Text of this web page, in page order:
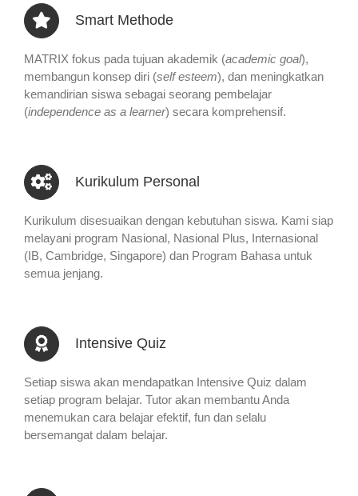
Smart Methode
MATRIX fokus pada tujuan akademik (academic goal),
membangun konsep diri (self esteem), dan meningkatkan
kemandirian siswa sebagai seorang pembelajar
(independence as a learner) secara komprehensif.
Kurikulum Personal
Kurikulum disesuaikan dengan kebutuhan siswa. Kami siap
melayani program Nasional, Nasional Plus, Internasional
(IB, Cambridge, Singapore) dan Program Bahasa untuk
semua jenjang.
Intensive Quiz
Setiap siswa akan mendapatkan Intensive Quiz dalam
setiap program belajar. Tutor akan membantu Anda
menemukan cara belajar efektif, fun dan selalu
bersemangat dalam belajar.